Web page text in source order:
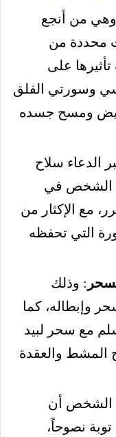
وهي من أنجع
محددة من
على
وسورتي الفلق
ومسح جسده
الدعاء سلاح
الشخص في
مع الإكثار من
التي تحفظه
: وذلك
وإبطاله، كما
مع سحر لبيد
المشط والعقدة
الشخص أن
نصوحاً،